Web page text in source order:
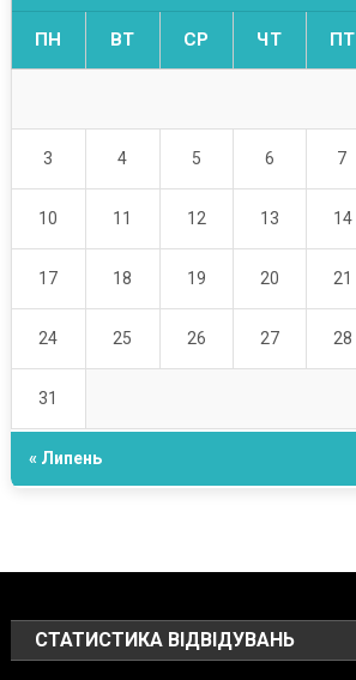
ПН ВТ СР ЧТ ПТ
3 4 5 6 7
10 11 12 13 14
17 18 19 20 21
24 25 26 27 28
31
« Липень
СТАТИСТИКА ВІДВІДУВАНЬ